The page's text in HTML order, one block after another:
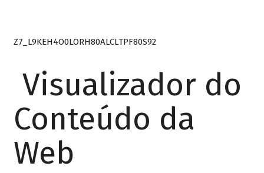
Z7_L9KEH4O0LORH80ALCLTPF80S92
Visualizador do
Conteúdo da
Web